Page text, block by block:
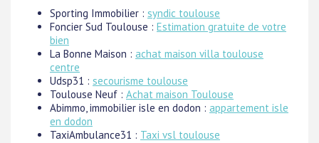
Sporting Immobilier : syndic toulouse
Foncier Sud Toulouse : Estimation gratuite de votre
bien
La Bonne Maison : achat maison villa toulouse
centre
Udsp31 : secourisme toulouse
Toulouse Neuf : Achat maison Toulouse
Abimmo, immobilier isle en dodon : appartement isle
en dodon
TaxiAmbulance31 : Taxi vsl toulouse